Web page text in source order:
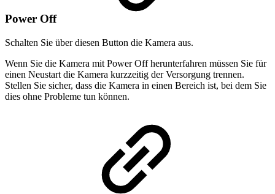
Power Off
Schalten Sie über diesen Button die Kamera aus.
Wenn Sie die Kamera mit Power Off herunterfahren müssen Sie für
einen Neustart die Kamera kurzzeitig der Versorgung trennen.
Stellen Sie sicher, dass die Kamera in einen Bereich ist, bei dem Sie
dies ohne Probleme tun können.